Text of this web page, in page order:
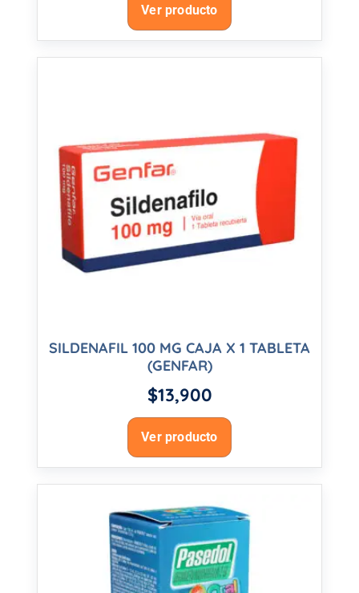
Ver producto
SILDENAFIL 100 MG CAJA X 1 TABLETA
(GENFAR)
$13,900
Ver producto